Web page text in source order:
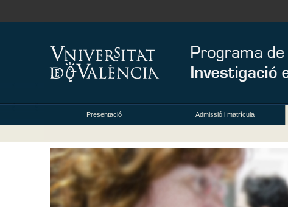
Presentació Admissió i matrícula